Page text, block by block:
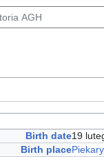
Birth date19
Birth place